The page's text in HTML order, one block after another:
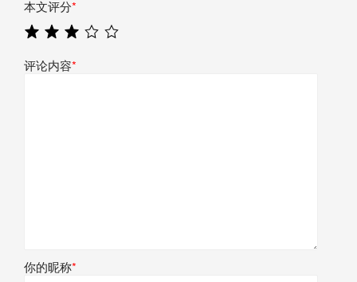
本文评分*
评论内容*
你的昵称*